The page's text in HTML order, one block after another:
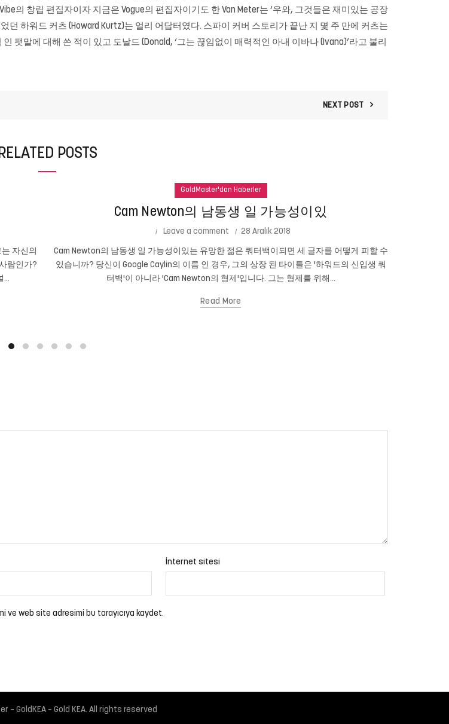
의 창립 편집자이자 지금은 Vogue의 편집자이기도 한 Van Meter는 ‘우와, 그것들은 재미있는 공장
하워드 커츠 (Howard Kurtz)는 얼리 어답터였다. 스파이 커버 스토리가 끝난 지 몇 주 만에 커츠는
팻말에 대해 쓴 적이 있고 도날드 (Donald, ‘그는 끊임없이 매력적인 아내 이바나 (Ivana)’라고 불리
NEXT POST
POSTS
자신의
람인가?
...
GoldMaster'dan Haberler
Cam Newton의 남동생 일 가능성이있
Leave a comment 28 Aralık 2018
Cam Newton의 남동생 일 가능성이있는 유망한 젊은 쿼터백이되면 세 글자를 어떻게 피할 수
있습니까? 당신이 Google Caylin의 이름 인 경우, 그의 상장 된 타이틀은 '하워드의 신입생 쿼
터백'이 아니라 'Cam Newton의 형제'입니다. 그는 형제를 위해...
Read More
İnternet sitesi
ve web site adresimi bu tarayıcıya kaydet.
– GoldKEA – Gold KEA. All rights reserved